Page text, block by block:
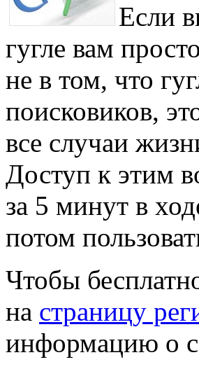
Если
гугле вам
не в том, что
поисковиков,
все случаи
Доступ к этим
за 5 минут в
потом
Чтобы
на страницу
информацию о